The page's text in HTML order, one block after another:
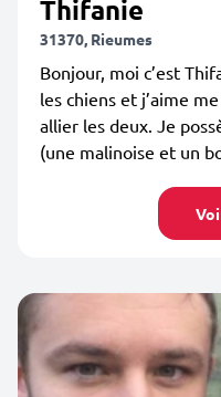
Thifanie
31370, Rieumes
Bonjour, moi c’est
les chiens et j’aime
allier les deux. Je
(une malinoise et un